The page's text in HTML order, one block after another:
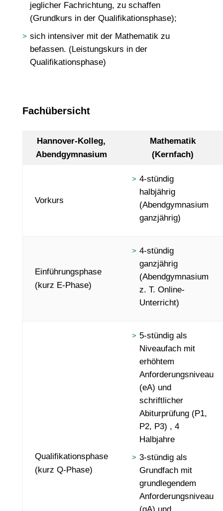
jeglicher Fachrichtung, zu schaffen
(Grundkurs in der Qualifikationsphase);
sich intensiver mit der Mathematik zu
befassen. (Leistungskurs in der
Qualifikationsphase)
Fachübersicht
Hannover-Kolleg,
Abendgymnasium
Mathematik
(Kernfach)
Vorkurs
4-stündig
halbjährig
(Abendgymnasium
ganzjährig)
Einführungsphase
(kurz E-Phase)
4-stündig
ganzjährig
(Abendgymnasium
z. T. Online-
Unterricht)
Qualifikationsphase
(kurz Q-Phase)
5-stündig als
Niveaufach mit
erhöhtem
Anforderungsniveau
(eA) und
schriftlicher
Abiturprüfung (P1,
P2, P3) , 4
Halbjahre
3-stündig als
Grundfach mit
grundlegendem
Anforderungsniveau